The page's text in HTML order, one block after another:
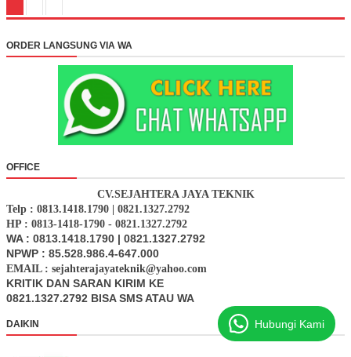
ORDER LANGSUNG VIA WA
OFFICE
CV.SEJAHTERA JAYA TEKNIK
Telp : 0813.1418.1790 | 0821.1327.2792
HP : 0813-1418-1790 - 0821.1327.2792
WA : 0813.1418.1790 | 0821.1327.2792
NPWP : 85.528.986.4-647.000
EMAIL : sejahterajayateknik@yahoo.com
KRITIK DAN SARAN KIRIM KE
0821.1327.2792 BISA SMS ATAU WA
DAIKIN Hubungi Kami